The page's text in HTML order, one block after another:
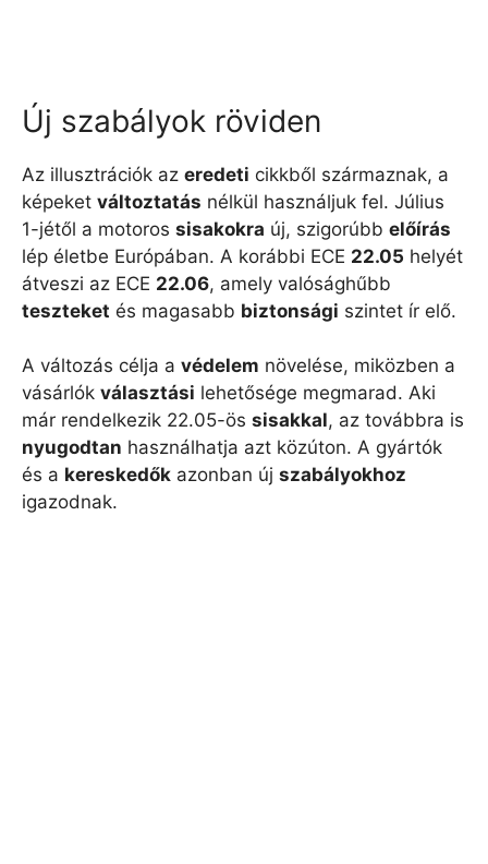
Új szabályok röviden
Az illusztrációk az eredeti cikkből származnak, a
képeket változtatás nélkül használjuk fel. Július
1-jétől a motoros sisakokra új, szigorúbb előírás
lép életbe Európában. A korábbi ECE 22.05 helyét
átveszi az ECE 22.06, amely valósághűbb
teszteket és magasabb biztonsági szintet ír elő.
A változás célja a védelem növelése, miközben a
vásárlók választási lehetősége megmarad. Aki
már rendelkezik 22.05-ös sisakkal, az továbbra is
nyugodtan használhatja azt közúton. A gyártók
és a kereskedők azonban új szabályokhoz
igazodnak.